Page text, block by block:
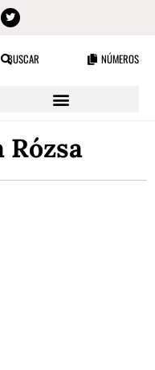
BUSCAR NÚMEROS
Rózsa